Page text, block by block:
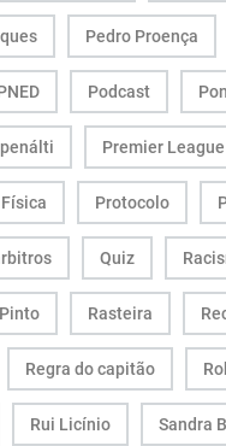
Pedro Proença
Podcast
Premier League
Protocolo
Quiz
Rasteira
Regra do capitão
Rui Licínio Sandra